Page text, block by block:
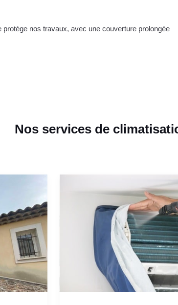
nos travaux, avec une couverture prolongée
Nos services de